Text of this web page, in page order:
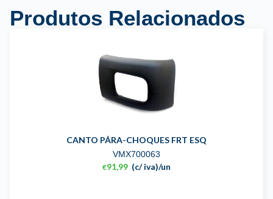
Produtos Relacionados
CANTO PÁRA-CHOQUES FRT ESQ
VMX700063
€91,99 (c/ iva)/un